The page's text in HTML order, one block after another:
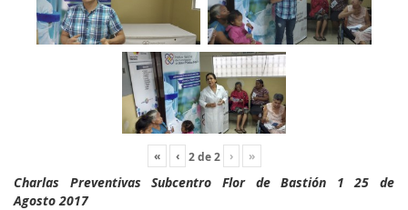
« ‹ 2de2 › »
Charlas Preventivas Subcentro Flor de Bastión 1 25 de
Agosto 2017